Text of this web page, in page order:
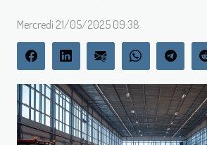
Mercredi 21/05/2025 09:38